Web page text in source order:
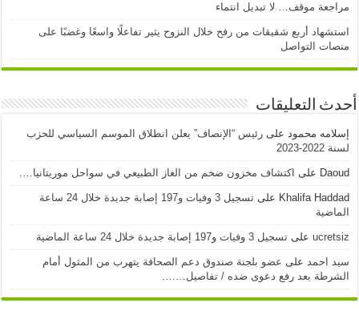
مراجعة موقف… لا تبديل انتماء
استشهاد أربع شقيقات من رفح خلال النزوح يثير تفاعلًا واسعًا وغضبًا على
منصات التواصل
أحدث التعليقات
إسلامه محمود علىرئيس “الإنصاف” يعلن انطلاق الموسم السياسي للحزب
لسنة 2022-2023
Daoud على اكتشاف مخزون ضخم من الغاز الطبيعي في سواحل موريتانيا….
Khalifa Haddad على
تسجيل 3 وفيات و197 إصابة جديدة خلال 24 ساعة
الماضية
ucretsiz علىتسجيل 3 وفيات و197 إصابة جديدة خلال 24 ساعة الماضية
سيد احمد على عضو بلجنة صندوق دعم الصحافة يتهرب من المثول أمام
الشرطة بعد رفع دعوى ضده / تفاصيل…….